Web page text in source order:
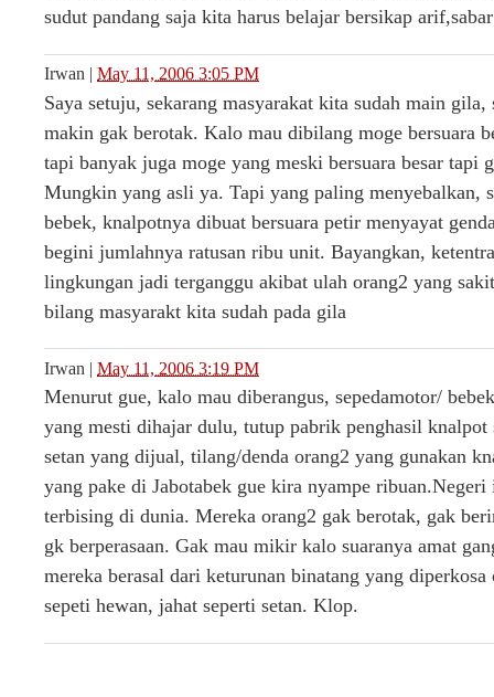
sudut pandang saja kita harus belajar bersikap
Irwan May 11, 2006 3:05 PM
Saya setuju, sekarang masyarakat kita sudah main
makin gak berotak. Kalo mau dibilang moge bersuara
tapi banyak juga moge yang meski bersuara besar tapi
Mungkin yang asli ya. Tapi yang paling menyebalkan,
bebek, knalpotnya dibuat bersuara petir menyayat
begini jumlahnya ratusan ribu unit. Bayangkan,
lingkungan jadi terganggu akibat ulah orang2 yang
bilang masyarakt kita sudah pada gila
Irwan | May 11, 2006 3:19 PM
Menurut gue, kalo mau diberangus, sepedamotor/
yang mesti dihajar dulu, tutup pabrik penghasil
setan yang dijual, tilang/denda orang2 yang gunakan
yang pake di Jabotabek gue kira nyampe
terbising di dunia. Mereka orang2 gak berotak, gak
gk berperasaan. Gak mau mikir kalo suaranya amat
mereka berasal dari keturunan binatang yang
sepeti hewan, jahat seperti setan. Klop.